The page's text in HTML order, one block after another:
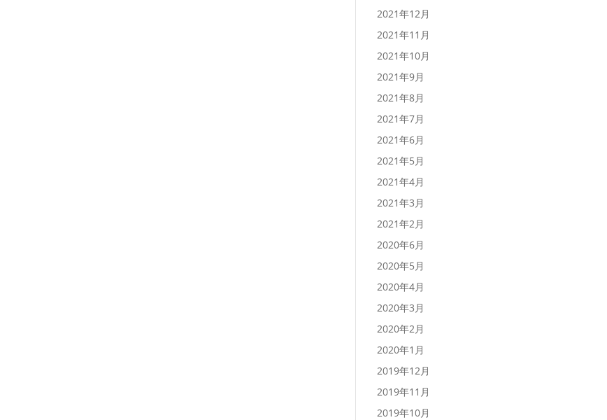
2021年12月
2021年11月
2021年10月
2021年9月
2021年8月
2021年7月
2021年6月
2021年5月
2021年4月
2021年3月
2021年2月
2020年6月
2020年5月
2020年4月
2020年3月
2020年2月
2020年1月
2019年12月
2019年11月
2019年10月